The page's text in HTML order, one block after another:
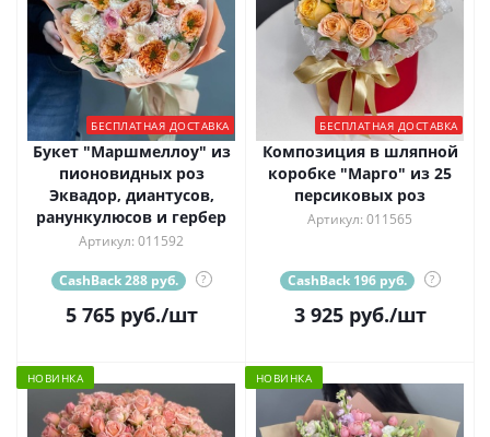
БЕСПЛАТНАЯ ДОСТАВКА
Букет "Маршмеллоу" из
пионовидных роз
Эквадор, диантусов,
ранункулюсов и гербер
Артикул: 011592
CashBack 288 руб. ?
5 765руб./шт
БЕСПЛАТНАЯ ДОСТАВКА
Композиция в шляпной
коробке "Марго" из 25
персиковых роз
Артикул: 011565
CashBack 196 руб. ?
3 925руб./шт
НОВИНКА НОВИНКА